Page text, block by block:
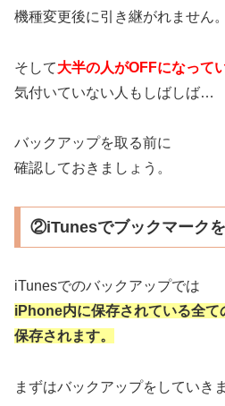
機種変更後に引き継がれません。
そして大半の人がOFFになって
気付いていない人もしばしば…
バックアップを取る前に
確認しておきましょう。
②iTunesでブックマーク
iTunesでのバックアップでは
iPhone内に保存されている全て
保存されます。
まずはバックアップをしていき